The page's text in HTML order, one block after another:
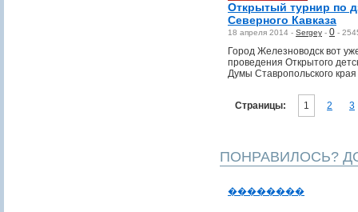
Открытый турнир по
Северного Кавказа
18 апреля 2014 - Sergey - 0 -
Город Железноводск вот
проведения Открытого
Думы Ставропольского
Страницы: 1 2 3
ПОНРАВИЛОСЬ?
��������